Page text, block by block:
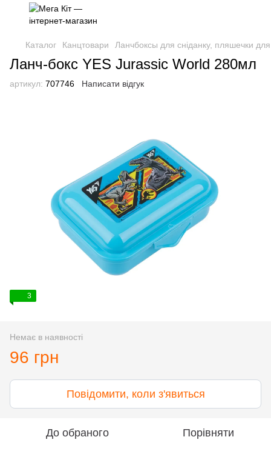
Каталог Канцтовари Ланчбоксы для сніданку, пляшечки для
Ланч-бокс YES Jurassic World 280мл
артикул: 707746 Написати відгук
3
Немає в наявності
96 грн
Повідомити, коли з'явиться
До обраного Порівняти